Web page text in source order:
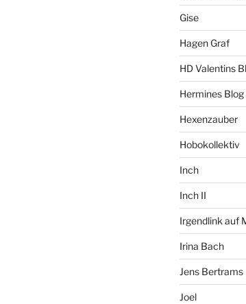
Gise
Hagen Graf
HD Valentins
Hermines Blog
Hexenzauber
Hobokollektiv
Inch
Inch II
Irgendlink auf
Irina Bach
Jens Bertrams
Joel